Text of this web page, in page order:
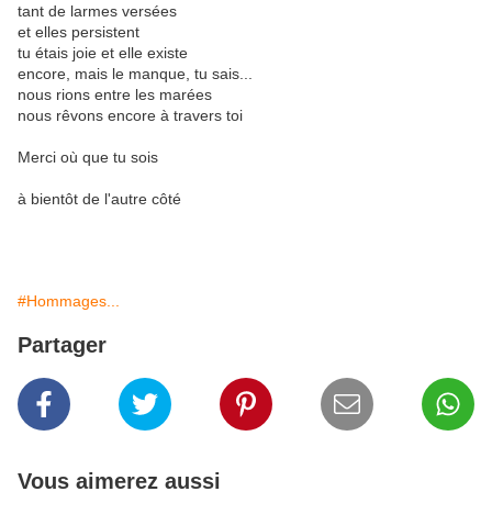
tant de larmes versées
et elles persistent
tu étais joie et elle existe
encore, mais le manque, tu sais...
nous rions entre les marées
nous rêvons encore à travers toi
Merci où que tu sois
à bientôt de l'autre côté
#Hommages...
Partager
Vous aimerez aussi